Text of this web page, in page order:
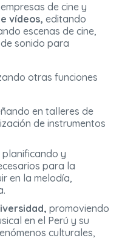
de cine y
vídeos, editando
escenas de cine,
sonido para
otras funciones
en talleres de
de instrumentos
planificando y
para la
en la melodía,
promoviendo
en el Perú y su
culturales,